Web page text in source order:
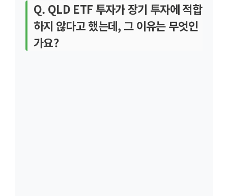
Q. QLD ETF 투자가 장기 투자에 적합
하지 않다고 했는데, 그 이유는 무엇인
가요?